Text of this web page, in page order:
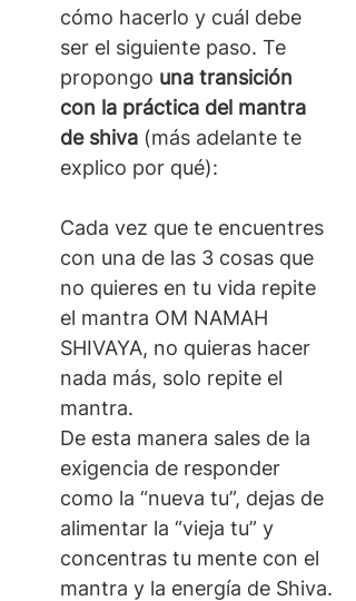
cómo hacerlo y cuál debe
ser el siguiente paso. Te
propongo una transición
con la práctica del mantra
de shiva (más adelante te
explico por qué):
Cada vez que te encuentres
con una de las 3 cosas que
no quieres en tu vida repite
el mantra OM NAMAH
SHIVAYA, no quieras hacer
nada más, solo repite el
mantra.
De esta manera sales de la
exigencia de responder
como la “nueva tu”, dejas de
alimentar la “vieja tu” y
concentras tu mente con el
mantra y la energía de Shiva.